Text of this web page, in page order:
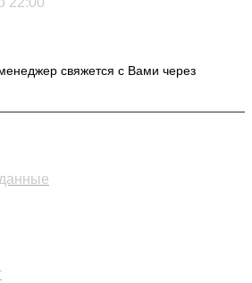
свяжется с Вами через